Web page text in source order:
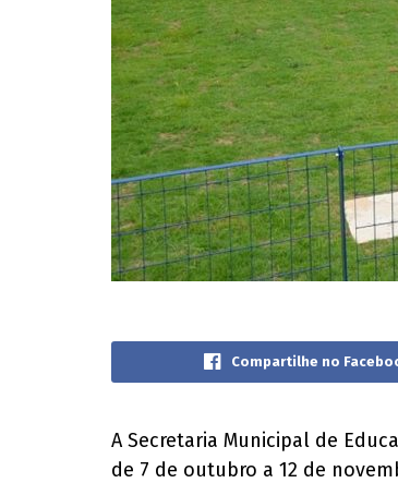
Compartilhe no
A Secretaria Municipal de
de 7 de outubro a 12 de